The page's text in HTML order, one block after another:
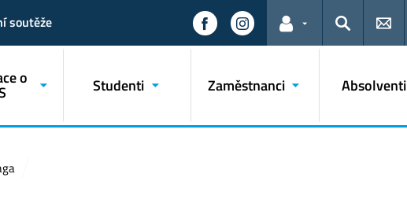
soutěže
Odkazy pro uživatele
Hledat
o Studenti Zaměstnanci Absolventi